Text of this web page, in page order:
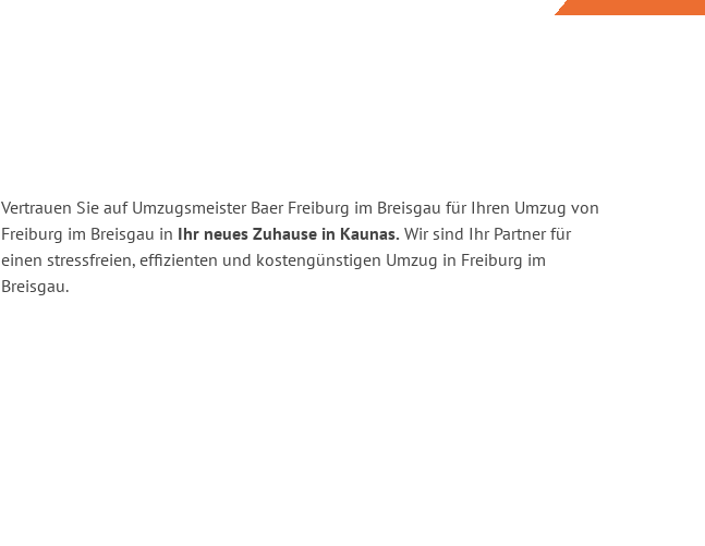
Vertrauen Sie auf Umzugsmeister Baer Freiburg im Breisgau für Ihren Umzug von
Freiburg im Breisgau in Ihr neues Zuhause in Kaunas. Wir sind Ihr Partner für
einen stressfreien, effizienten und kostengünstigen Umzug in Freiburg im
Breisgau.